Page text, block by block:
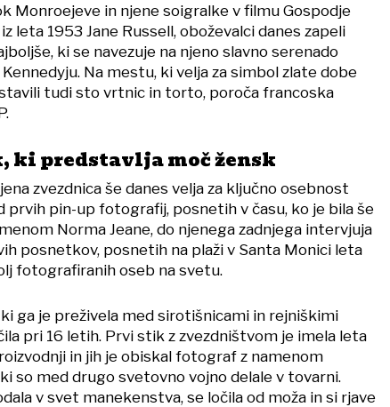
Monroejeve in njene soigralke v filmu Gospodje
leta 1953 Jane Russell, oboževalci danes zapeli
ki se navezuje na njeno slavno serenado
Na mestu, ki velja za simbol zlate dobe
tudi sto vrtnic in torto, poroča francoska
ki predstavlja moč žensk
zvezdnica še danes velja za ključno osebnost
prvih pin-up fotografij, posnetih v času, ko je bila še
Norma Jeane, do njenega zadnjega intervjuja
posnetkov, posnetih na plaži v Santa Monici leta
fotografiranih oseb na svetu.
ga je preživela med sirotišnicami in rejniškimi
pri 16 letih. Prvi stik z zvezdništvom je imela leta
in jih je obiskal fotograf z namenom
so med drugo svetovno vojno delale v tovarni.
v svet manekenstva, se ločila od moža in si rjave